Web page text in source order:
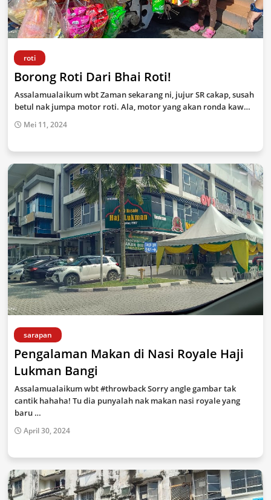
roti
Borong Roti Dari Bhai Roti!
Assalamualaikum wbt Zaman sekarang ni, jujur SR cakap, susah
betul nak jumpa motor roti. Ala, motor yang akan ronda kaw…
Mei 11, 2024
sarapan
Pengalaman Makan di Nasi Royale Haji
Lukman Bangi
Assalamualaikum wbt #throwback Sorry angle gambar tak
cantik hahaha! Tu dia punyalah nak makan nasi royale yang
baru …
April 30, 2024